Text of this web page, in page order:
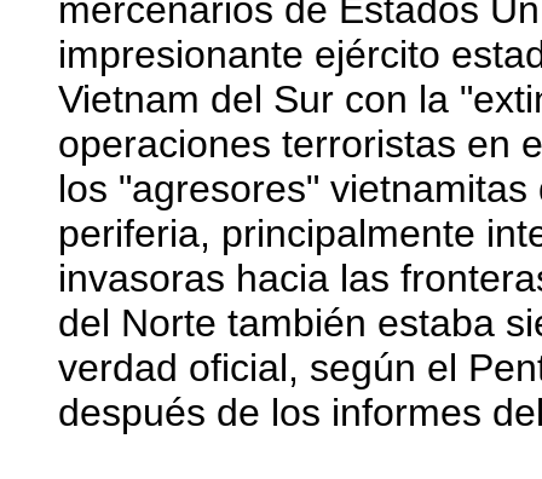
mercenarios de Estados
impresionante ejército
Vietnam del Sur con la
operaciones terroristas en
los "agresores"
periferia, principalmente
invasoras hacia las
del Norte también estaba
verdad oficial, según el
después de los informes